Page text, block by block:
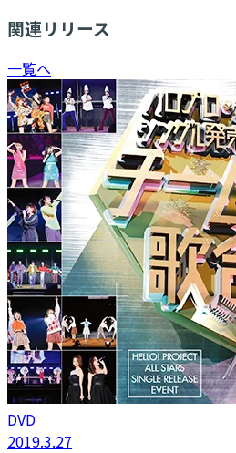
関連リリース
一覧へ
DVD
2019.3.27